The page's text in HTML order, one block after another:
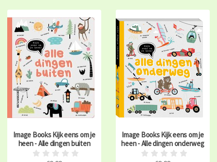
Image Books Kijk eens om je
heen - Alle dingen buiten
Image Books Kijk eens om je
heen - Alle dingen onderweg